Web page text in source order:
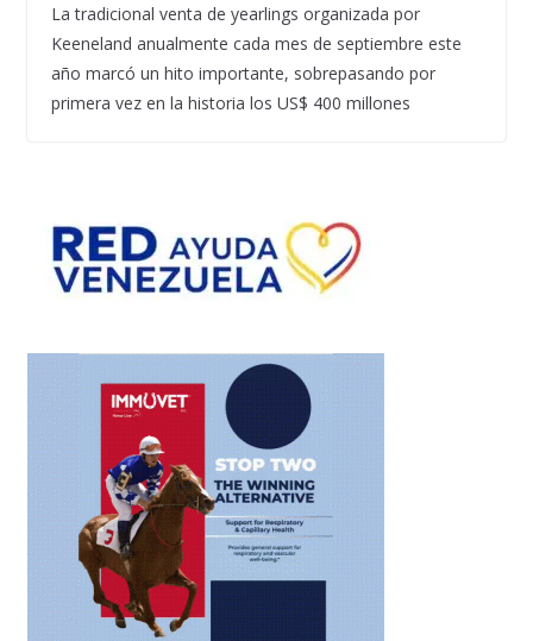
La tradicional venta de yearlings organizada por
Keeneland anualmente cada mes de septiembre este
año marcó un hito importante, sobrepasando por
primera vez en la historia los US$ 400 millones